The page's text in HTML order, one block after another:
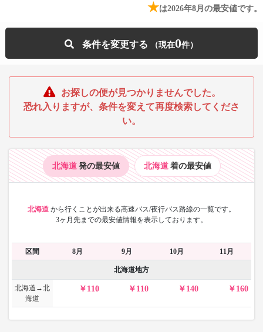
★は2026年8月の最安値です。
条件を変更する 0
お探しの便が見つかりませんでした。
恐れ入りますが、条件を変えて再度検索してくださ
い。
北海道 発の最安値 北海道 着の最安値
北海道 から行くことが出来る高速バス/夜行バス路線の一覧です。
3ヶ月先までの最安値情報を表示しております。
区間 8月 9月 10月 11月
北海道地方
北海道→北
海道
110 110 140 160